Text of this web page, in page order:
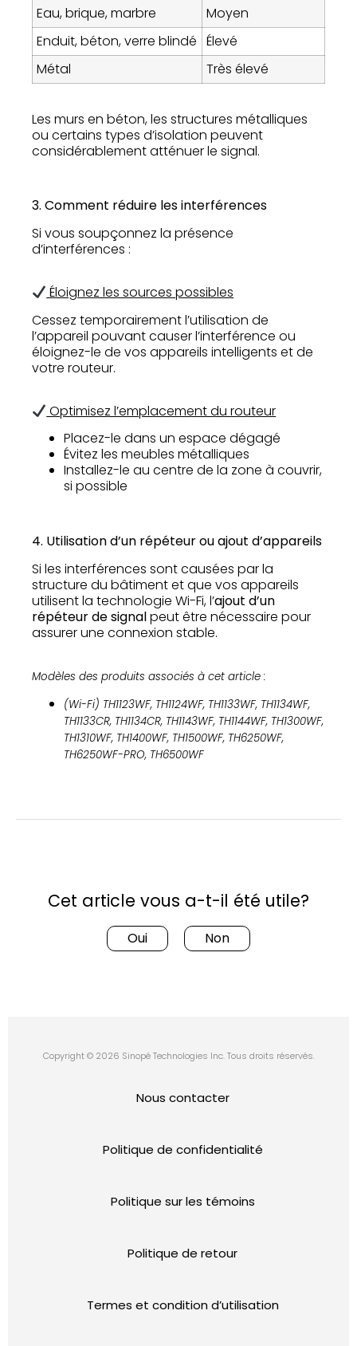
Eau, brique, marbre
Moyen
Enduit, béton, verre blindé Élevé
Métal
Très élevé
Les murs en béton, les structures métalliques
ou certains types d’isolation peuvent
considérablement atténuer le signal.
3. Comment réduire les interférences
Si vous soupçonnez la présence
d’interférences :
Éloignez les sources possibles
Cessez temporairement l’utilisation de
l’appareil pouvant causer l’interférence ou
éloignez-le de vos appareils intelligents et de
votre routeur.
Optimisez l’emplacement du routeur
Placez-le dans un espace dégagé
Évitez les meubles métalliques
Installez-le au centre de la zone à couvrir,
si possible
4. Utilisation d’un répéteur ou ajout d’appareils
Si les interférences sont causées par la
structure du bâtiment et que vos appareils
utilisent la technologie Wi-Fi, l’ajout d’un
répéteur de signalpeut être nécessaire pour
assurer une connexion stable.
Modèles des produits associés à cet article :
(Wi-Fi) TH1123WF, TH1124WF, TH1133WF, TH1134WF,
TH1133CR, TH1134CR, TH1143WF, TH1144WF, TH1300WF,
TH1310WF, TH1400WF, TH1500WF, TH6250WF,
TH6250WF-PRO, TH6500WF
Cet article vous a-t-il été utile?
Oui Non
Copyright © 2026 Sinopé Technologies Inc. Tous droits réservés.
Nous contacter
Politique de confidentialité
Politique sur les témoins
Politique de retour
Termes et condition d’utilisation